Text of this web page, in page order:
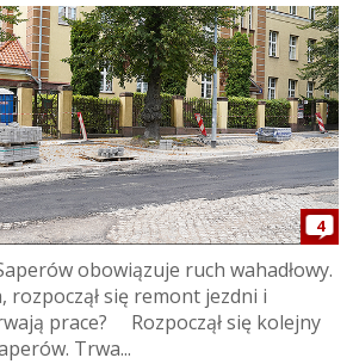
4
obowiązuje ruch wahadłowy.
rozpoczął się remont jezdni i
prace? Rozpoczął się kolejny
Trwa...